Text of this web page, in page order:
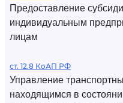
Предоставление
индивидуальным
лицам
ст. 12.8 КоАП РФ
Управление
находящимся в